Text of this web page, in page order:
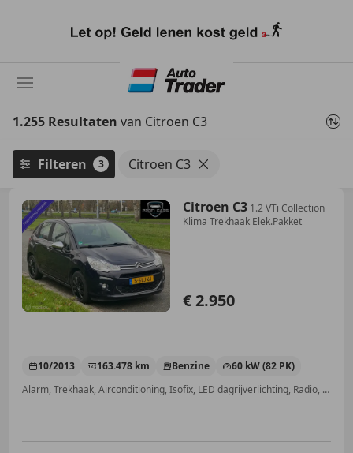
naar
1.255 Resultaten van Citroen C3
Filteren 3 Citroen C3
Citroen C3 1.2 VTi Collection
Klima Trekhaak Elek.Pakket
€ 2.950
10/2013 163.478 km Benzine
60 kW (82 PK)
Alarm, Trekhaak, Airconditioning, Isofix, LED dagrijverlichting, Radio, ABS, Elektrisch verstelbare buitenspiegels